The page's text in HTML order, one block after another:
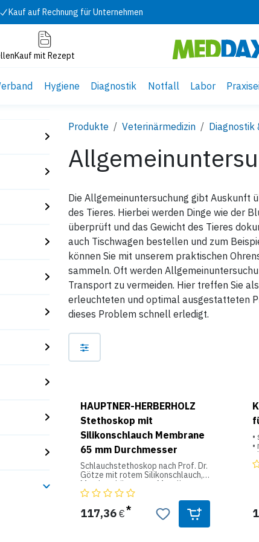
Kauf auf Rechnung für Unternehmen
Kauf mit Rezept
Hygiene Diagnostik Notfall Labor
Produkte Veterinärmedizin
Die Allgemeinuntersuchung gibt Auskunft
des Tieres. Hierbei werden Dinge wie der
überprüft und das Gewicht des Tieres
auch Tischwagen bestellen und zum
können Sie mit unserem praktischen
sammeln. Oft werden
Transport zu vermeiden. Hier treffen Sie
erleuchteten und optimal ausgestatteten
dieses Problem schnell erledigt.
HAUPTNER-HERBERHOLZ
Stethoskop mit
Silikonschlauch Membrane
65 mm Durchmesser
Schlauchstethoskop nach Prof. Dr.
Götze mit rotem Silikonschlauch,
Membrankörper aus Metall,
vernickelt und verchromt, 65 mm
Durchmesser, Top-Qualität,
Gewicht 296 g, Schlauchlänge
insgesamt 85 cm (35 cm + 2x 25
117,36 €
•